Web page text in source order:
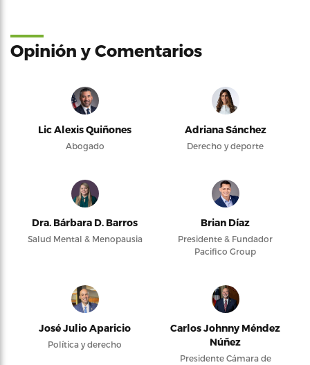
Opinión y Comentarios
Lic Alexis Quiñones
Abogado
Adriana Sánchez
Derecho y deporte
Dra. Bárbara D. Barros
Salud Mental & Menopausia
Brian Díaz
Presidente & Fundador
Pacifico Group
José Julio Aparicio
Política y derecho
Carlos Johnny Méndez
Núñez
Presidente Cámara de